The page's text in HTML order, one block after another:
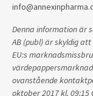
Denna information är
AB (publ) är skyldig
EU:s
ovanstående
oktober 2017 kl. 09:15